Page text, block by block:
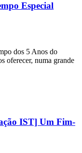
Especial
dos 5 Anos do
oferecer, numa grande
IST] Um Fim-